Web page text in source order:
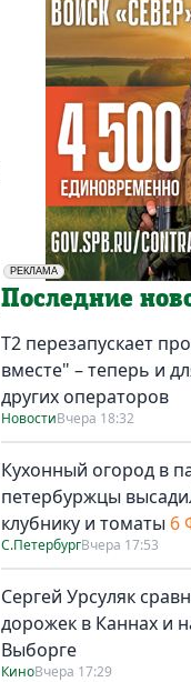
РЕКЛАМА
Социальная реклама
Последние
Т2 перезапускает
вместе" – теперь и
других операторов
НовостиВчера 18:32
Кухонный огород в
петербуржцы
клубнику и томаты 6
С.ПетербургВчера 17:53
Сергей Урсуляк
дорожек в Каннах и
Выборге
КиноВчера 17:29